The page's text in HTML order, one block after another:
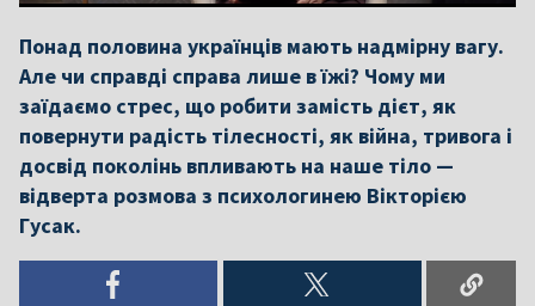
Понад половина українців мають надмірну вагу.
Але чи справді справа лише в їжі? Чому ми
заїдаємо стрес, що робити замість дієт, як
повернути радість тілесності, як війна, тривога і
досвід поколінь впливають на наше тіло —
відверта розмова з психологинею Вікторією
Гусак.